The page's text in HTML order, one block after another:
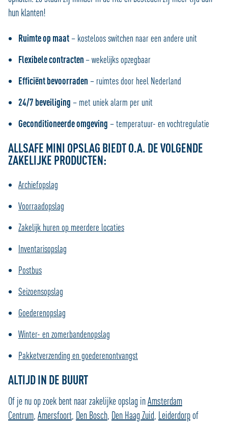
hun klanten!
Ruimte op maat – kosteloos switchen naar een andere unit
Flexibele contracten – wekelijks opzegbaar
Efficiënt bevoorraden – ruimtes door heel Nederland
24/7 beveiliging – met uniek alarm per unit
Geconditioneerde omgeving – temperatuur- en vochtregulatie
ALLSAFE MINI OPSLAG BIEDT O.A. DE VOLGENDE
ZAKELIJKE PRODUCTEN:
Archiefopslag
Voorraadopslag
Zakelijk huren op meerdere locaties
Inventarisopslag
Postbus
Seizoensopslag
Goederenopslag
Winter- en zomerbandenopslag
Pakketverzending en goederenontvangst
ALTIJD IN DE BUURT
Of je nu op zoek bent naar zakelijke opslag inAmsterdam
Centrum, Amersfoort, Den Bosch, Den Haag Zuid, Leiderdorpof